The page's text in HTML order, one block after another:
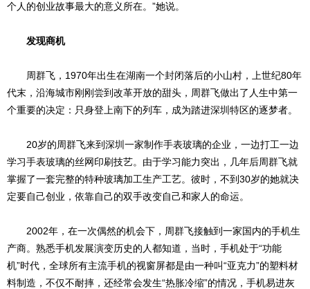
个人的创业故事最大的意义所在。”她说。
发现商机
周群飞，1970年出生在湖南一个封闭落后的小山村，上世纪80年
代末，沿海城市刚刚尝到改革开放的甜头，周群飞做出了人生中第一
个重要的决定：只身登上南下的列车，成为踏进深圳特区的逐梦者。
20岁的周群飞来到深圳一家制作手表玻璃的企业，一边打工一边
学习手表玻璃的丝网印刷技艺。由于学习能力突出，几年后周群飞就
掌握了一套完整的特种玻璃加工生产工艺。彼时，不到30岁的她就决
定要自己创业，依靠自己的双手改变自己和家人的命运。
2002年，在一次偶然的机会下，周群飞接触到一家国内的手机生
产商。熟悉手机发展演变历史的人都知道，当时，手机处于“功能
机”时代，全球所有主流手机的视窗屏都是由一种叫“亚克力”的塑料材
料制造，不仅不耐摔，还经常会发生“热胀冷缩”的情况，手机易进灰